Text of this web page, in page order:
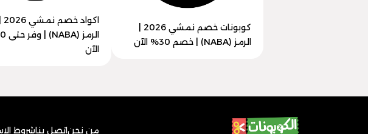
الرمز (NABA) | خصم 30% الآن
الآن
من نحناتصل بناشروط